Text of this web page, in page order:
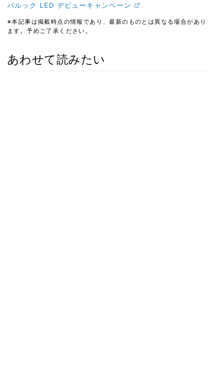
パルック LED デビューキャンペーン
※本記事は掲載時点の情報であり、最新のものとは異なる場合があり
ます。予めご了承ください。
あわせて読みたい